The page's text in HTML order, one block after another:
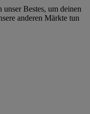
Bestes, um deinen
anderen Märkte tun